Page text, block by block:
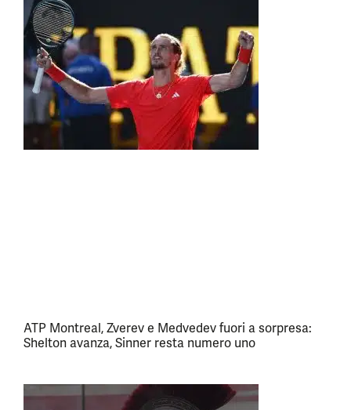
ATP Montreal, Zverev e Medvedev fuori a sorpresa:
Shelton avanza, Sinner resta numero uno